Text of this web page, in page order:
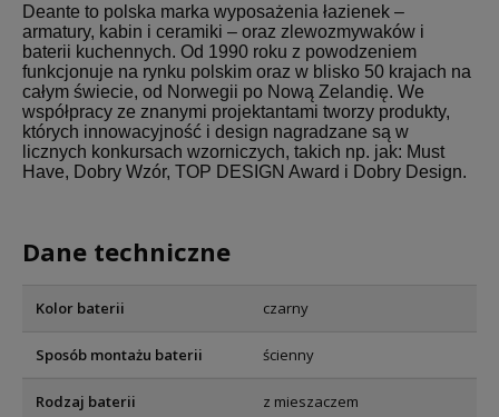
Deante to polska marka wyposażenia łazienek –
armatury, kabin i ceramiki – oraz zlewozmywaków i
baterii kuchennych. Od 1990 roku z powodzeniem
funkcjonuje na rynku polskim oraz w blisko 50 krajach na
całym świecie, od Norwegii po Nową Zelandię. We
współpracy ze znanymi projektantami tworzy produkty,
których innowacyjność i design nagradzane są w
licznych konkursach wzorniczych, takich np. jak: Must
Have, Dobry Wzór, TOP DESIGN Award i Dobry Design.
Dane techniczne
Kolor baterii czarny
Sposób montażu baterii ścienny
Rodzaj baterii z mieszaczem